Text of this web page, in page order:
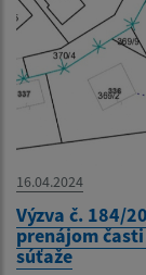
16.04.2024
Výzva č. 184/
prenájom
súťaže